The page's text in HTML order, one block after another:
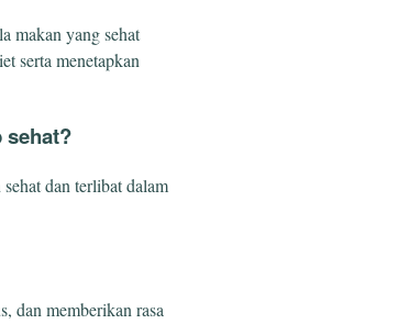
makan yang sehat
serta menetapkan
sehat?
dan terlibat dalam
dan memberikan rasa